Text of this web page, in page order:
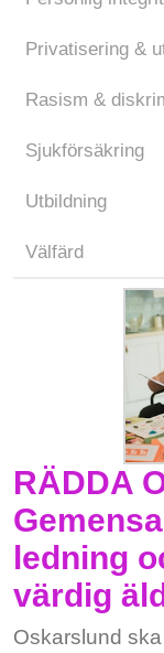
Privatisering &
Rasism &
Sjukförsäkring
Utbildning
Välfärd
RÄDDA
ledning
värdig
Oskarslund